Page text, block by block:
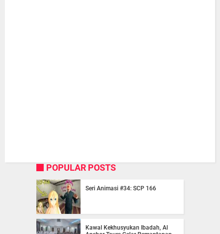
POPULAR POSTS
Seri Animasi #34: SCP 166
Kawal Kekhusyukan Ibadah, Al